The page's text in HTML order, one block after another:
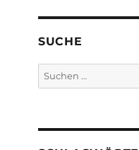
SUCHE
Suchen
nach: